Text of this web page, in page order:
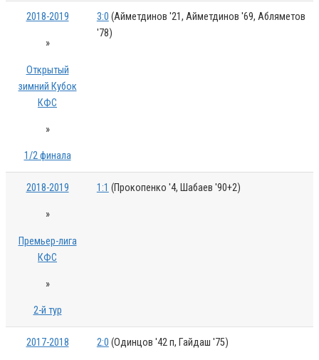
2018-2019
»
Открытый
зимний Кубок
КФС
»
1/2 финала
3:0 (Айметдинов '21, Айметдинов '69, Абляметов
'78)
2018-2019
»
Премьер-лига
КФС
»
2-й тур
1:1 (Прокопенко '4, Шабаев '90+2)
2017-2018 2:0 (Одинцов '42 п, Гайдаш '75)